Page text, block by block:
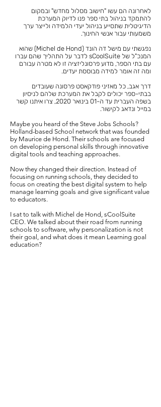
לאחרונה הם עשו "חישוב מסלול מחדש" ובמקום
להתמקד בניהול בתי ספר פנו לדיוק המערכת
הדיגיטלית שתסייע בניהול יעדי הלמידה ולייצר ערך
משמעותי עבור אנשי החינוך.
נפגשתי עם מישל דה הונד (Michel de Hond) שהוא
המנכ"ל של sCoolSuite לדבר על התהליך שהם עברו
עם בתי הספר, מדוע פרסונליזציה זו לא מטרה עבורם
ומה זה אומר למידה מבוססת יעדים.
דרך אגב, כל מאזיני פודקאסט פרסונה שעובדים
בבתי-ספר יכולים לקבל את המערכת שלהם לניסיון
בשפה העברית עד ה-01 בינואר 2020, צרו איתנו קשר
במייל ונדאג לקישור.
Maybe you heard of the Steve Jobs Schools?
Holland-based School network that was founded
by Maurice de Hond. Their schools are focused
on developing personal skills through innovative
digital tools and teaching approaches.
Now they changed their direction. Instead of
focusing on running schools, they decided to
focus on creating the best digital system to help
manage learning goals and give significant value
to educators.
I sat to talk with Michel de Hond, sCoolSuite
CEO. We talked about their road from running
schools to software, why personalization is not
their goal, and what does it mean Learning goal
education?